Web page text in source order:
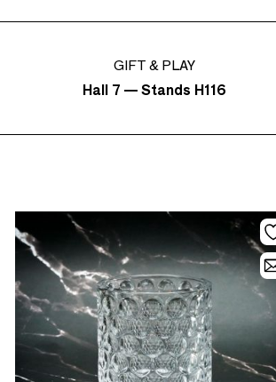
GIFT & PLAY
Hall 7 — Stands H116